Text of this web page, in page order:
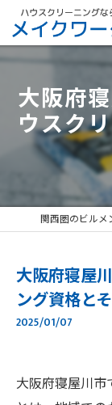
大阪府
ウスク
大阪府寝屋
ング資格と
2025/01/07
大阪府寝屋川